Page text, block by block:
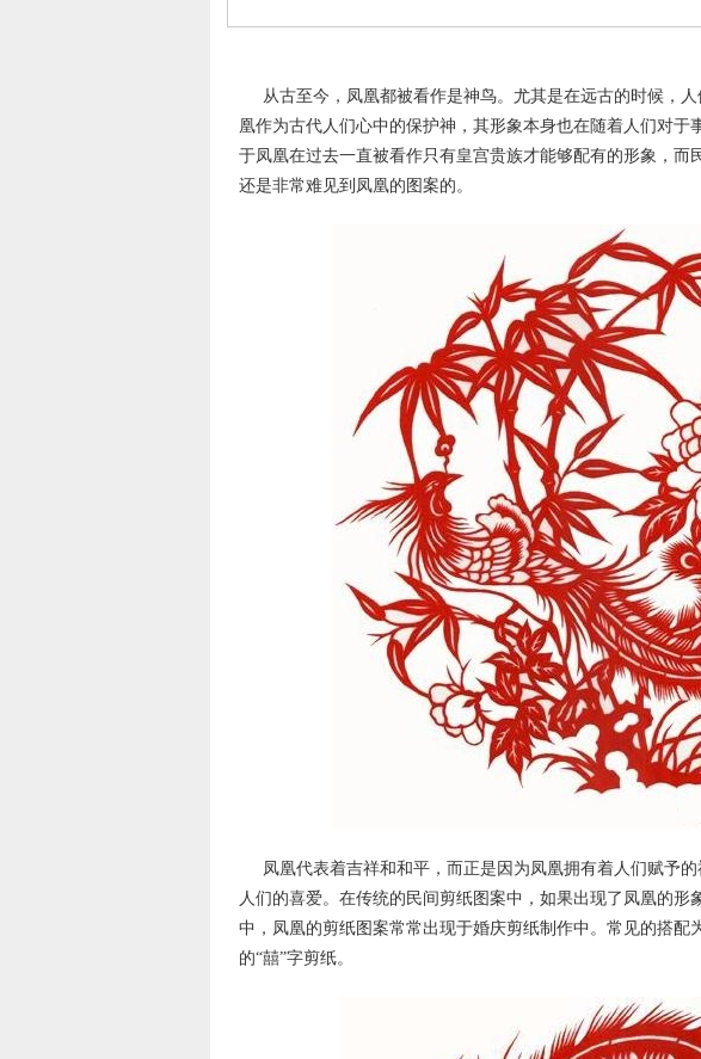
从古至今，凤凰都被看作是神鸟。尤其是在远古的时候，
凰作为古代人们心中的保护神，其形象本身也在随着人们对于
于凤凰在过去一直被看作只有皇宫贵族才能够配有的形象，而
还是非常难见到凤凰的图案的。
凤凰代表着吉祥和和平，而正是因为凤凰拥有着人们赋予
人们的喜爱。在传统的民间剪纸图案中，如果出现了凤凰的形
中，凤凰的剪纸图案常常出现于婚庆剪纸制作中。常见的搭配
的“囍”字剪纸。